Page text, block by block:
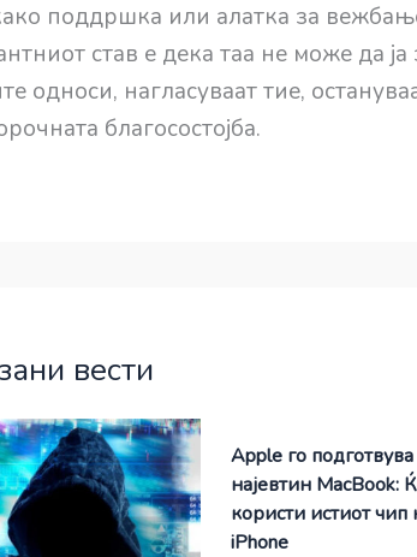
поддршка или алатка за
став е дека таа не може да
односи, нагласуваат тие,
благосостојба.
вести
Apple го подготвува
најевтин MacBook:
користи истиот чип
iPhone